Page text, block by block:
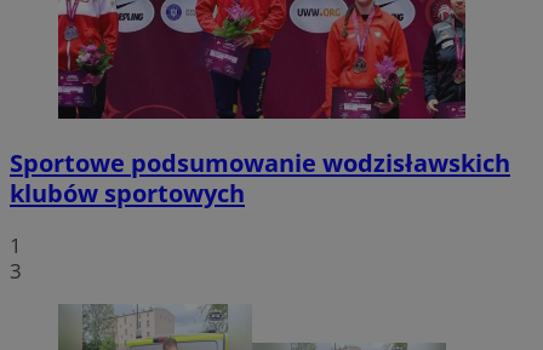
Sportowe podsumowanie wodzisławskich
klubów sportowych
1
3